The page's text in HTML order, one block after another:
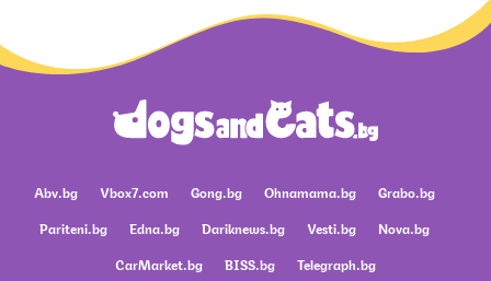
Abv.bg Vbox7.com Gong.bg Ohnamama.bg
Grabo.bg
Pariteni.bg
Edna.bg Dariknews.bg Vesti.bg
Nova.bg
CarMarket.bg
BISS.bg Telegraph.bg